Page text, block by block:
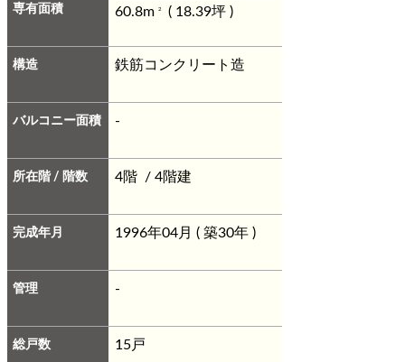
専有面積 60.8m 2 ( 18.39坪 )
構造 鉄筋コンクリート造
バルコニー面積 -
所在階 / 階数 4階 / 4階建
完成年月 1996年04月 ( 築30年 )
管理 -
総戸数 15戸